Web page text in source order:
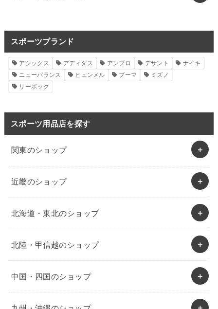
スポーツブランド
アシックス アディダス アンブロ デサント
ナイキ
ニューバランス
ヒュンメル プーマ
ミズノ
リーボック
スポーツ用品店を探す
関東のショップ
近畿のショップ
北海道・東北のショップ
北陸・甲信越のショップ
中国・四国のショップ